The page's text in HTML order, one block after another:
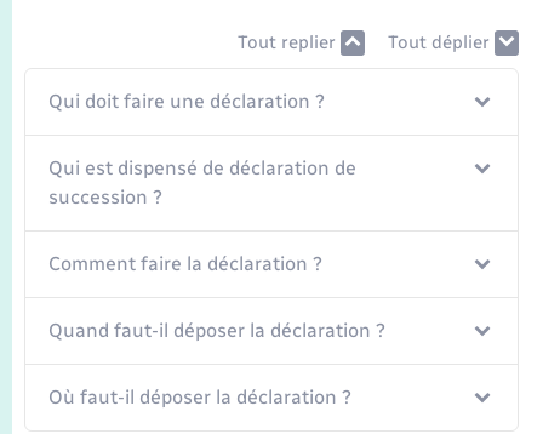
Tout replier Tout déplier
Qui doit faire une déclaration ?
Qui est dispensé de déclaration de
succession ?
Comment faire la déclaration ?
Quand faut-il déposer la déclaration ?
Où faut-il déposer la déclaration ?